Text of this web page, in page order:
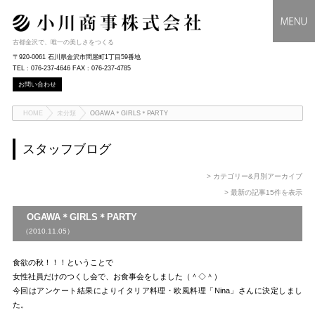
古都金沢で、唯一の美しさをつくる
〒920-0061 石川県金沢市問屋町1丁目59番地
TEL : 076-237-4646 FAX : 076-237-4785
お問い合わせ
HOME 未分類 OGAWA＊GIRLS＊PARTY
スタッフブログ
> カテゴリー&月別アーカイブ
> 最新の記事15件を表示
OGAWA＊GIRLS＊PARTY
（2010.11.05）
食欲の秋！！！ということで
女性社員だけのつくし会で、お食事会をしました（＾◇＾）
今回はアンケート結果によりイタリア料理・欧風料理「Nina」さんに決定しまし
た。